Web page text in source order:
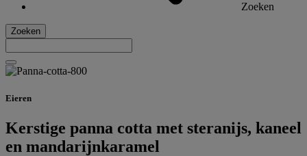
Zoeken
Zoeken
Eieren
Kerstige panna cotta met steranijs, kaneel
en mandarijnkaramel